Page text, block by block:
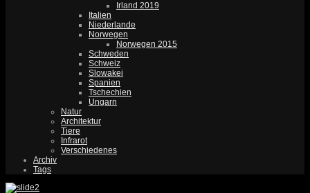
Irland 2019
Italien
Niederlande
Norwegen
Norwegen 2015
Schweden
Schweiz
Slowakei
Spanien
Tschechien
Ungarn
Natur
Architektur
Tiere
Infrarot
Verschiedenes
Archiv
Tags